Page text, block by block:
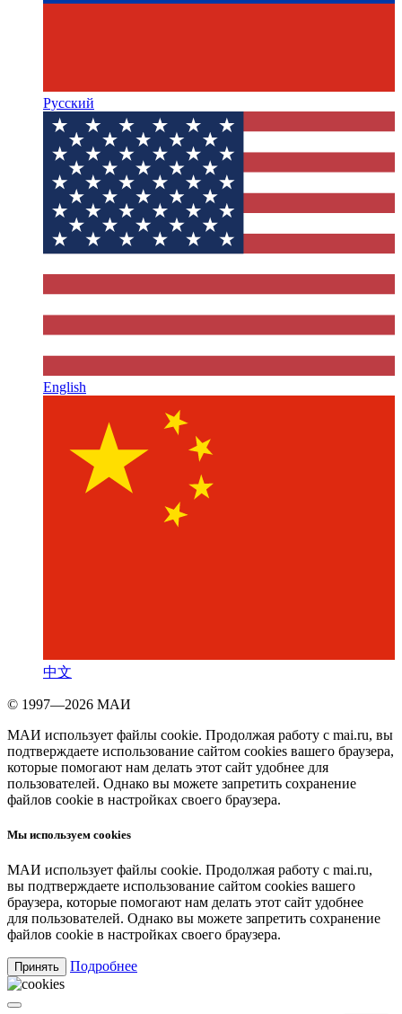
Русский
English
中文
© 1997—2026 МАИ
МАИ использует файлы cookie. Продолжая работу с mai.ru, вы
подтверждаете использование сайтом cookies вашего браузера,
которые помогают нам делать этот сайт удобнее для
пользователей. Однако вы можете запретить сохранение
файлов cookie в настройках своего браузера.
Мы используем cookies
МАИ использует файлы cookie. Продолжая работу с mai.ru,
вы подтверждаете использование сайтом cookies вашего
браузера, которые помогают нам делать этот сайт удобнее
для пользователей. Однако вы можете запретить сохранение
файлов cookie в настройках своего браузера.
Принять Подробнее